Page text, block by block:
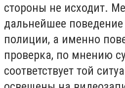
стороны не исходит.
дальнейшее поведение
полиции, а именно
проверка, по мнению
соответствует той